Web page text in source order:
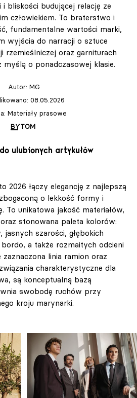
i bliskości budującej relację ze
człowiekiem. To braterstwo i
fundamentalne wartości marki,
wyjścia do narracji o sztuce
rzemieślniczej oraz garniturach
o ponadczasowej klasie.
Autor: MG
08.05.2026
Materiały prasowe
BYTOM
ulubionych artykułów
2026 łączy elegancję z najlepszą
o lekkość formy i
To unikatowa jakość materiałów,
stonowana paleta kolorów:
szarości, głębokich
bordo, a także rozmaitych odcieni
zaznaczona linia ramion oraz
charakterystyczne dla
są konceptualną bazą
swobodę ruchów przy
kroju marynarki.